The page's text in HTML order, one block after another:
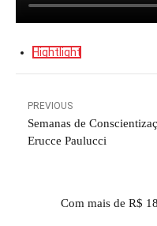
Hightlight
PREVIOUS
Semanas de
Erucce Paulucci
Com mais de R$